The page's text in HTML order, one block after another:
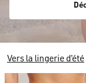
Vers la lingerie d'été